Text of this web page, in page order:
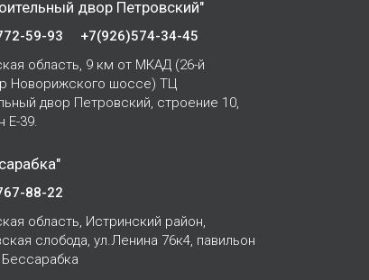
двор Петровский"
59-93
+7(926)574-34-45
область, 9 км от МКАД (26-й
Новорижского шоссе) ТЦ
двор Петровский, строение 10,
Е-39.
88-22
область, Истринский район,
слобода, ул.Ленина 76к4, павильон